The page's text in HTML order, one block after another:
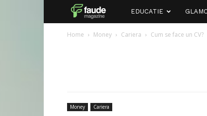
Faude
EDUCATIE
Home Money Cariera Cum se face un CV?
Money Cariera